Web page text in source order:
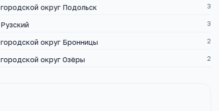
городской округ Подольск 3
Рузский 3
городской округ Бронницы 2
городской округ Озёры 2